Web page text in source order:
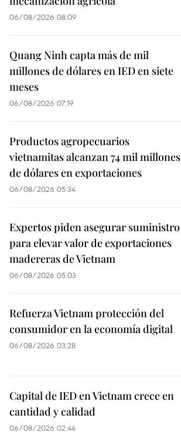
06/08/2026 08:09
Quang Ninh capta más de mil
millones de dólares en IED en siete
meses
06/08/2026 07:19
Productos agropecuarios
vietnamitas alcanzan 74 mil millones
de dólares en exportaciones
06/08/2026 05:34
Expertos piden asegurar suministro
para elevar valor de exportaciones
madereras de Vietnam
06/08/2026 05:03
Refuerza Vietnam protección del
consumidor en la economía digital
06/08/2026 03:28
Capital de IED en Vietnam crece en
cantidad y calidad
06/08/2026 02:44